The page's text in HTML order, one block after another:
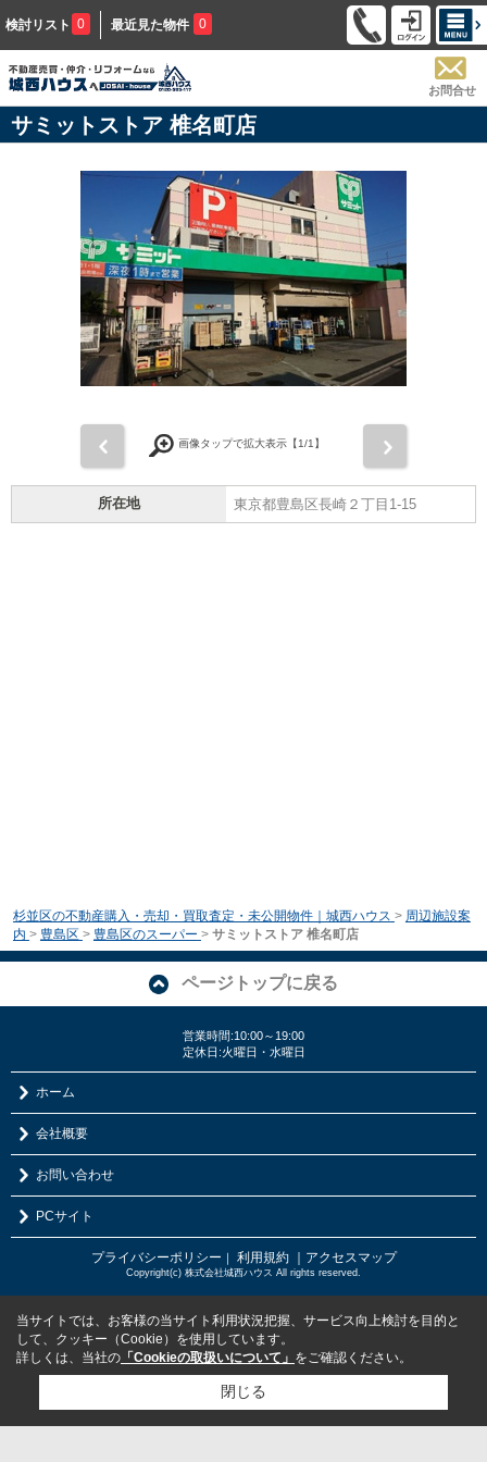
検討リスト 0 最近見た物件 0
お問合せ
サミットストア 椎名町店
画像タップで拡大表示【1/1】
所在地 東京都豊島区長崎２丁目1-15
杉並区の不動産購入・売却・買取査定・未公開物件｜城西ハウス > 周辺施設案
内 > 豊島区 > 豊島区のスーパー > サミットストア 椎名町店
ページトップに戻る
営業時間:10:00～19:00
定休日:火曜日・水曜日
ホーム
会社概要
お問い合わせ
PCサイト
プライバシーポリシー ｜ 利用規約 ｜アクセスマップ
Copyright(c) 株式会社城西ハウス All rights reserved.
当サイトでは、お客様の当サイト利用状況把握、サービス向上検討を目的と
して、クッキー（Cookie）を使用しています。
詳しくは、当社の 「Cookieの取扱いについて」 をご確認ください。
閉じる